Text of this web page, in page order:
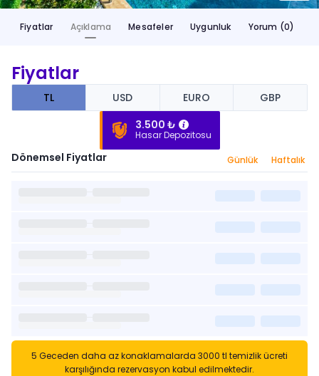
Fiyatlar Açıklama Mesafeler Uygunluk Yorum (0)
Fiyatlar
TL USD EURO
GBP
3.500 ₺
Hasar Depozitosu
Dönemsel Fiyatlar Günlük Haftalık
5 Geceden daha az konaklamalarda 3000 tl temizlik ücreti
karşılığında rezervasyon kabul edilmektedir.